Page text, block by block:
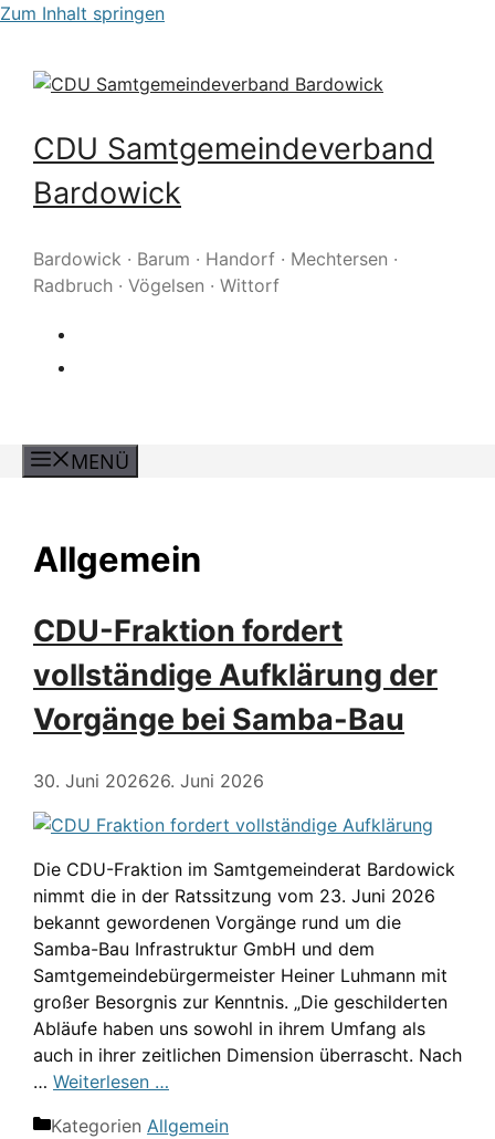
Zum Inhalt springen
CDU Samtgemeindeverband
Bardowick
Bardowick · Barum · Handorf · Mechtersen ·
Radbruch · Vögelsen · Wittorf
MENÜ
Allgemein
CDU-Fraktion fordert
vollständige Aufklärung der
Vorgänge bei Samba-Bau
30. Juni 202626. Juni 2026
Die CDU-Fraktion im Samtgemeinderat Bardowick
nimmt die in der Ratssitzung vom 23. Juni 2026
bekannt gewordenen Vorgänge rund um die
Samba-Bau Infrastruktur GmbH und dem
Samtgemeindebürgermeister Heiner Luhmann mit
großer Besorgnis zur Kenntnis. „Die geschilderten
Abläufe haben uns sowohl in ihrem Umfang als
auch in ihrer zeitlichen Dimension überrascht. Nach
… Weiterlesen …
Kategorien Allgemein